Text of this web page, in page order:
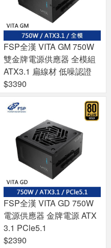
FSP全漢 VITA GM 750W
雙金牌電源供應器 全模組
ATX3.1 扁線材 低噪認證
$3390
FSP全漢 VITA GD 750W
電源供應器 金牌電源 ATX
3.1 PCle5.1
$2390